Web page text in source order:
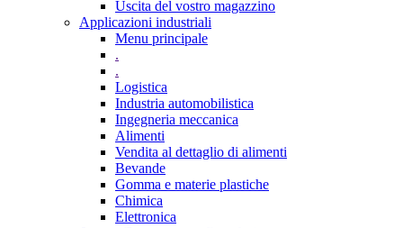
Uscita del vostro magazzino
Applicazioni industriali
Menu principale
.
.
Logistica
Industria automobilistica
Ingegneria meccanica
Alimenti
Vendita al dettaglio di alimenti
Bevande
Gomma e materie plastiche
Chimica
Elettronica